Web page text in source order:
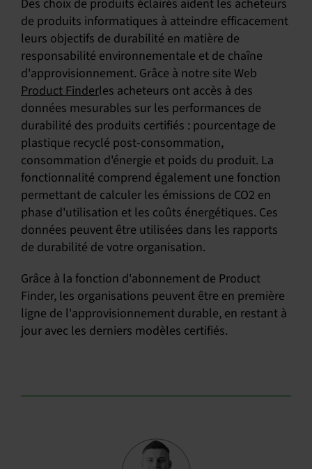
Des choix de produits éclairés aident les acheteurs
de produits informatiques à atteindre efficacement
leurs objectifs de durabilité en matière de
responsabilité environnementale et de chaîne
d'approvisionnement. Grâce à notre site Web
Product Finderles acheteurs ont accès à des
données mesurables sur les performances de
durabilité des produits certifiés : pourcentage de
plastique recyclé post-consommation,
consommation d'énergie et poids du produit. La
fonctionnalité comprend également une fonction
permettant de calculer les émissions de CO2 en
phase d'utilisation et les coûts énergétiques. Ces
données peuvent être utilisées dans les rapports
de durabilité de votre organisation.
Grâce à la fonction d'abonnement de Product
Finder, les organisations peuvent être en première
ligne de l'approvisionnement durable, en restant à
jour avec les derniers modèles certifiés.